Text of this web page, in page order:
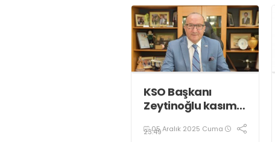
KSO Başkanı
Zeytinoğlu kasım
verilerini
05 Aralık 2025 Cuma
23:49